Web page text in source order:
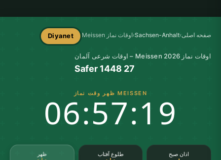
صفحه اصلی›
Sachsen-Anhalt
›اوقات نماز Meissen Diyanet
اوقات نماز Meissen 2026 – اوقات شرعی آلمان
27 Safer 1448
MEISSEN ظهر وقت نماز
06:57:18
اذان صبح طلوع آفتاب ظهر